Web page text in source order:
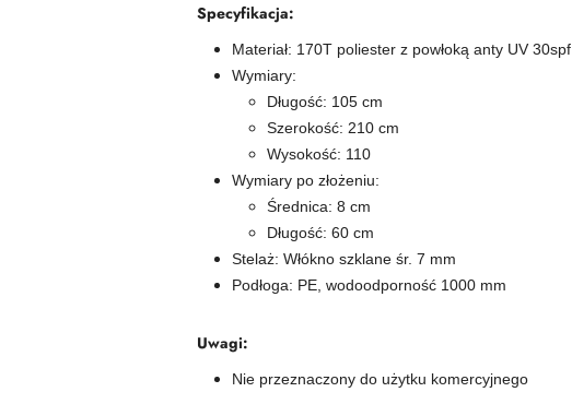
Specyfikacja:
Materiał: 170T poliester z powłoką anty UV 30spf
Wymiary:
Długość: 105 cm
Szerokość: 210 cm
Wysokość: 110
Wymiary po złożeniu:
Średnica: 8 cm
Długość: 60 cm
Stelaż: Włókno szklane śr. 7 mm
Podłoga: PE, wodoodporność 1000 mm
Uwagi:
Nie przeznaczony do użytku komercyjnego